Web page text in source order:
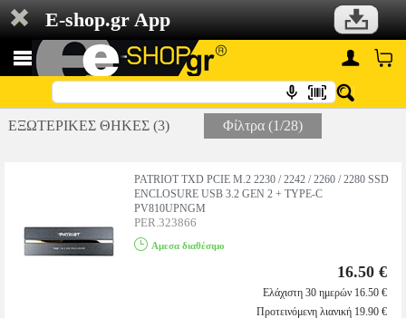
E-shop.gr App
ΕΞΩΤΕΡΙΚΕΣ ΘΗΚΕΣ (3) Φίλτρα (1/28)
PATRIOT TXD PCIE M.2 2230 / 2242 / 2260 / 2280 SSD
ENCLOSURE USB 3.2 GEN 2 + TYPE-C
PV810UPNGM
PER.323866
Αμεσα διαθέσιμο
16.50 €
Ελάχιστη 30 ημερών 16.50 €
Προτεινόμενη λιανική 19.90 €